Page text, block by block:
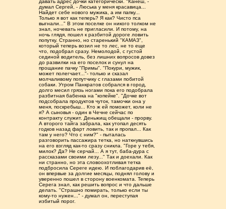
давать адрес дочки категорически. "Канеш, -
думал Сергей, - Люська у меня красавица...
Найдет себе нового мужика, а им папку...
Только я вот как теперь? Я как? Чисто пса
выгнали..." В этом поселке он никого толком не
знал, ночевать не пригласили. И потому, на
ночь глядя, пошел к разбитой дороге ловить
попутку. Странно, но старенький "КАМАЗ",
который теперь возил не то лес, не то еще
что, подобрал сразу. Немолодой, с густой
сединой водитель, без лишних вопросов довез
до развилки на его поселок и сунул на
прощание пачку "Примы". "Покури, мужик,
может полегчает..."- только и сказал
молчаливому попутчику с глазами побитой
собаки. Утром Панкратов собрался в город,
долго месил грязь ногами пока его подобрала
разбитная бабенка на "копейке". "Дочке вот
подсобрала продуктов чуток, тамочки она у
меня, поскребыш... Кто ж ей поможет, коли не
я? А сыновья - один в Чечне сейчас по
контракту служит. Деньжищ обещали - прорву.
А второго тайга забрала, как утопал десять
годков назад фарт ловить, так и пропал... Как
там у него? Что с ним?" - пыталась
разговорить пассажира тетка, но наткнувшись
на его взгляд как-то сразу сникла. "Горе у тебя,
милок? Да? Не серчай... А я тут, баба-дура с
рассказами своими лезу..." Так и доехали. Как
ни странно, но эта словоохотливая тетка
подбросила Сереге идею. И поблагодарив её,
он впервые за долгие месяцы, поднял голову и
уверенно пошел в сторону военкомата. Теперь
Серега знал, как решить вопрос и что дальше
делать. "Страшно помирать, только если ты
кому-то нужен..." - думал он, переступая
избитый порог.